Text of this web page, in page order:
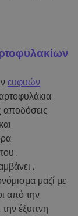
ευφυών
αποδόσεις
.
,
μαζί με
από την
έξυπνη